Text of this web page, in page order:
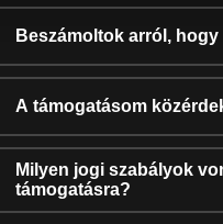
Beszámoltok arról,
A támogatásom
Milyen jogi szabályok
támogatásra?